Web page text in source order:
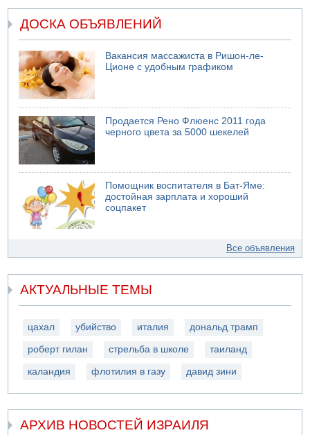
ДОСКА ОБЪЯВЛЕНИЙ
Вакансия массажиста в Ришон-ле-
Ционе с удобным графиком
Продается Рено Флюенс 2011 года
черного цвета за 5000 шекелей
Помощник воспитателя в Бат-Яме:
достойная зарплата и хороший
соцпакет
Все объявления
АКТУАЛЬНЫЕ ТЕМЫ
цахал убийство италия дональд трамп
роберт гилан стрельба в школе таиланд
каландия флотилия в газу давид зини
АРХИВ НОВОСТЕЙ ИЗРАИЛЯ